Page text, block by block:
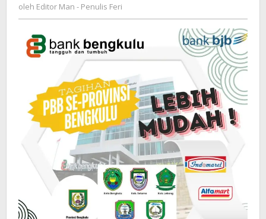
Bayar
Editor
Feri
oleh Editor Man - Penulis Feri